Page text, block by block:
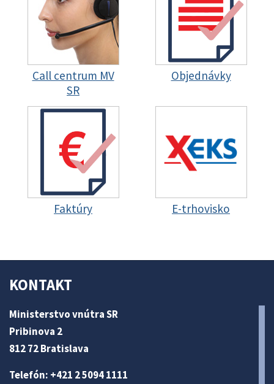
Call centrum MV
SR
Objednávky
Faktúry E-trhovisko
KONTAKT
Ministerstvo vnútra SR
Pribinova 2
812 72 Bratislava
Telefón: +421 2 5094 1111